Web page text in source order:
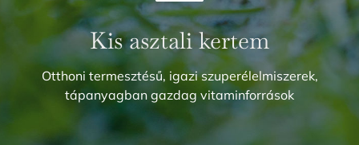
Kis asztali kertem
Otthoni termesztésű, igazi szuperélelmiszerek,
tápanyagban gazdag vitaminforrások